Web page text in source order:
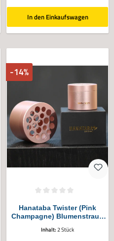
In den Einkaufswagen
-14%
Hanataba Twister (Pink
Champagne) Blumenstrauß
Inhalt:2 Stück